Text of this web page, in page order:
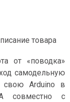
товара
от «поводка»
самодельную
свою Arduino в
совместно с